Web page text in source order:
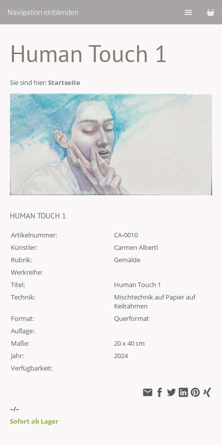
Navigation einblenden
Human Touch 1
Sie sind hier:Startseite
HUMAN TOUCH 1
Artikelnummer:
CA-0010
Künstler:
Carmen Alberti
Rubrik:
Gemälde
Werkreihe:
Titel:
Human Touch 1
Technik:
Mischtechnik auf Papier auf
Keilrahmen
Format:
Querformat
Auflage:
Maße:
20 x 40 cm
Jahr:
2024
Verfügbarkeit:
–/–
Sofort ab Lager